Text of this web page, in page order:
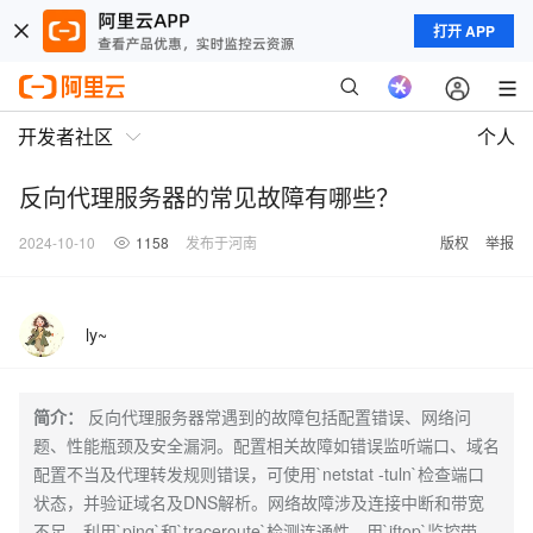
打开 APP
开发者社区 个人
反向代理服务器的常见故障有哪些？
2024-10-10 1158 发布于河南 版权 举报
ly~
简介：
反向代理服务器常遇到的故障包括配置错误、网络问
题、性能瓶颈及安全漏洞。配置相关故障如错误监听端口、域名
配置不当及代理转发规则错误，可使用`netstat -tuln`检查端口
状态，并验证域名及DNS解析。网络故障涉及连接中断和带宽